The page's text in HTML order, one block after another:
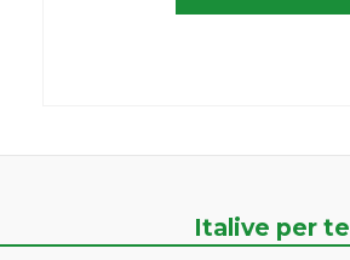
Italive per te